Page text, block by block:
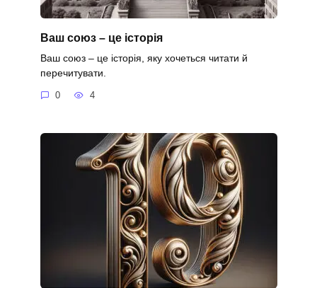
Ваш союз – це історія
Ваш союз – це історія, яку хочеться читати й
перечитувати.
0 4